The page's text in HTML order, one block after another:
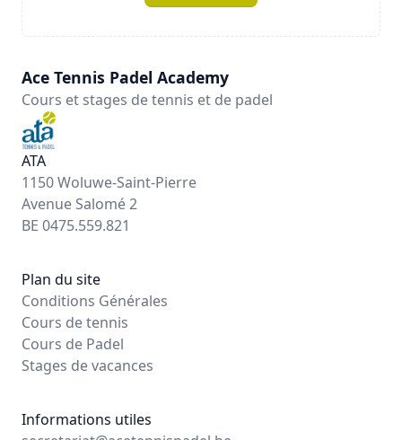
Ace Tennis Padel Academy
Cours et stages de tennis et de padel
ATA
1150 Woluwe-Saint-Pierre
Avenue Salomé 2
BE 0475.559.821
Plan du site
Conditions Générales
Cours de tennis
Cours de Padel
Stages de vacances
Informations utiles